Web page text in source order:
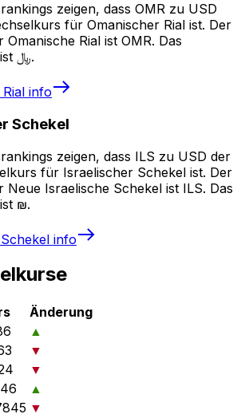
zeigen, dass OMR zu USD
für Omanischer Rial ist. Der
Rial ist OMR. Das
Währungssymbol ist ﷼.
info
Schekel
zeigen, dass ILS zu USD der
für Israelischer Schekel ist. Der
Israelische Schekel ist ILS. Das
₪.
info
Änderung
▲
▼
▼
▲
▼